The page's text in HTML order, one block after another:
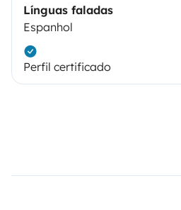
Línguas faladas
Espanhol
Perfil certificado